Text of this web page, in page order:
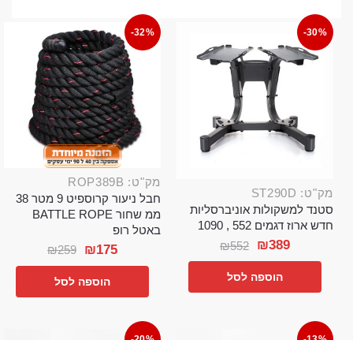
-30%
מק"ט: ST290D
סטנד למשקולות אוניברסליות
חדש ארוז דגמים 552 , 1090
₪552 ₪389
הוספה לסל
-32%
מק"ט: ROP389B
חבל ניעור קרוספיט 9 מטר 38
ממ שחור BATTLE ROPE
באטל רופ
₪259 ₪175
הוספה לסל